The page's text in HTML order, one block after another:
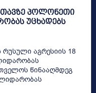
პოლონეთი
უცხადებს
აგრესიის 18
წინააღმდეგ